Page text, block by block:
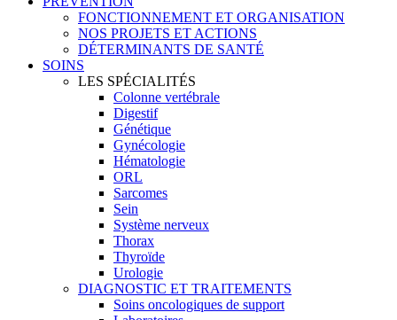
FONCTIONNEMENT ET ORGANISATION
NOS PROJETS ET ACTIONS
DÉTERMINANTS DE SANTÉ
SOINS
LES SPÉCIALITÉS
Colonne vertébrale
Digestif
Génétique
Gynécologie
Hématologie
ORL
Sarcomes
Sein
Système nerveux
Thorax
Thyroïde
Urologie
DIAGNOSTIC ET TRAITEMENTS
Soins oncologiques de support